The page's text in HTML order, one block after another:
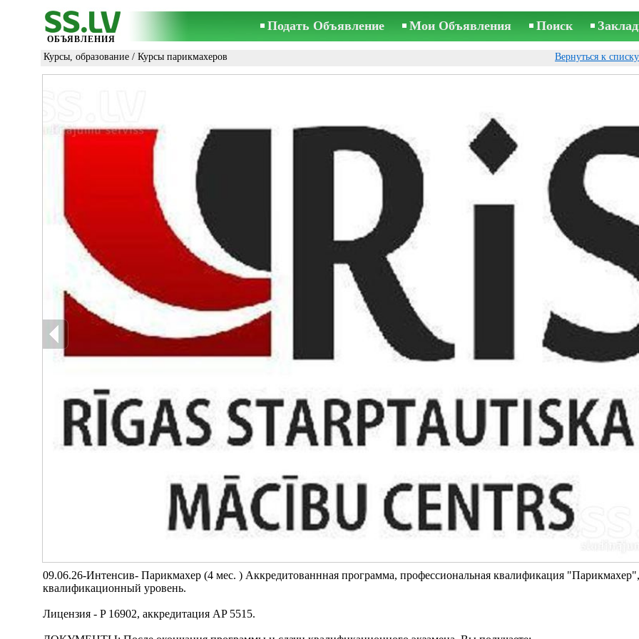
ОБЪЯВЛЕНИЯ
Подать Объявление Мои Объявления Поиск
Курсы, образование / Курсы парикмахеров Вернуться к
09.06.26-Интенсив- Парикмахер (4 мес. ) Аккредитованнная программа, профессиональная квалификация
квалификационный уровень.
Лицензия - P 16902, аккредитация AP 5515.